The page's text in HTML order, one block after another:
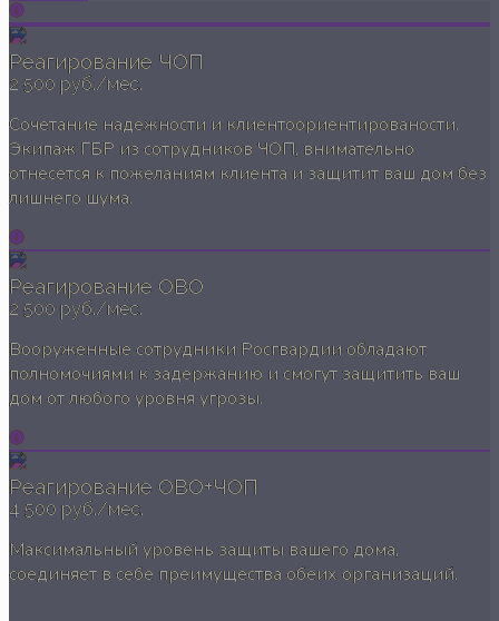
Реагирование ЧОП
2 500 руб./мес.
Сочетание надежности и клиентоориентированости.
Экипаж ГБР из сотрудников ЧОП, внимательно
отнесется к пожеланиям клиента и защитит ваш дом без
лишнего шума.
Реагирование ОВО
2 500 руб./мес.
Вооруженные сотрудники Росгвардии обладают
полномочиями к задержанию и смогут защитить ваш
дом от любого уровня угрозы.
Реагирование ОВО+ЧОП
4 500 руб./мес.
Максимальный уровень защиты вашего дома,
соединяет в себе преимущества обеих организаций.